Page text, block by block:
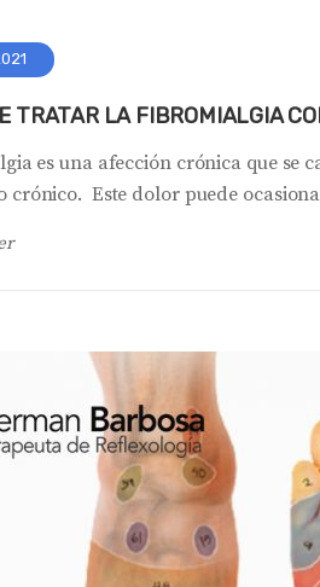
TRATAR LA FIBROMIALGIA
es una afección crónica que
crónico. Este dolor puede